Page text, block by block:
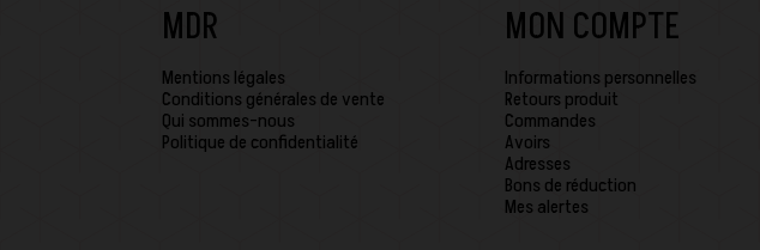
MDR
Mentions légales
Conditions générales de vente
Qui sommes-nous
Politique de confidentialité
MON COMPTE
Informations personnelles
Retours produit
Commandes
Avoirs
Adresses
Bons de réduction
Mes alertes